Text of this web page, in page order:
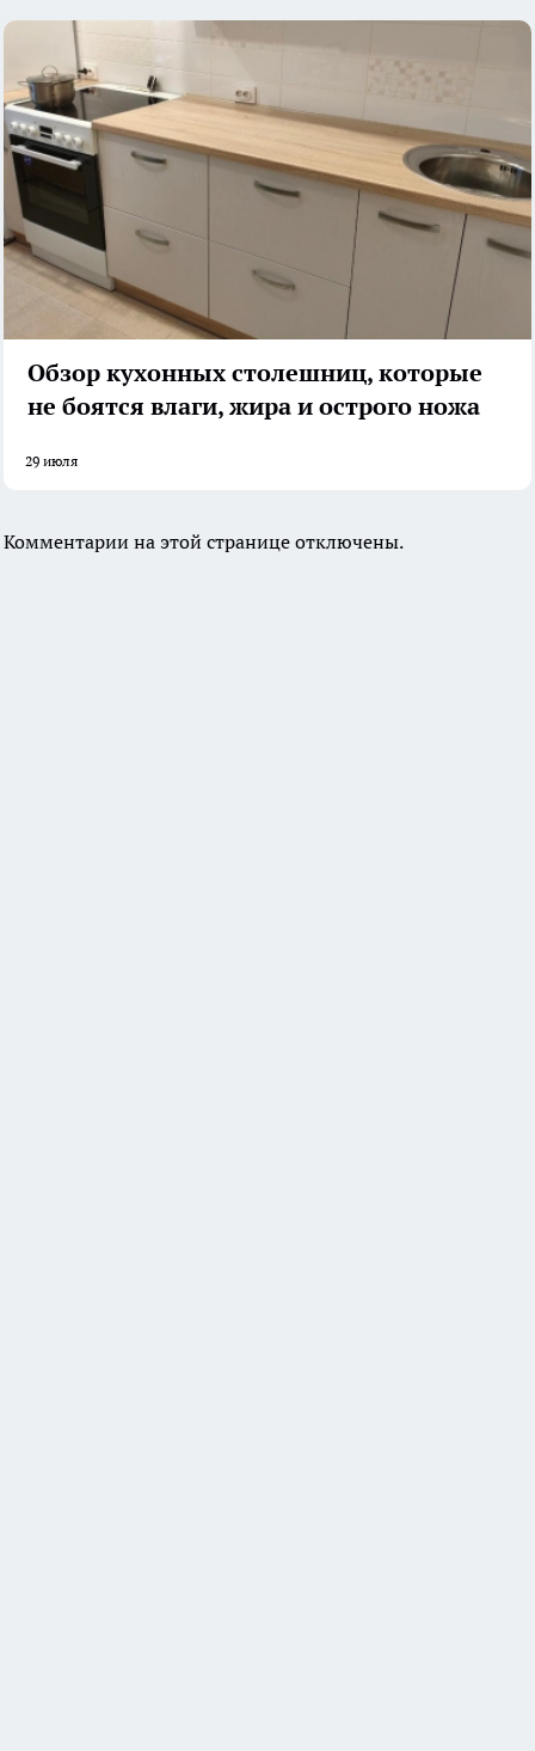
Обзор кухонных столешниц, которые
не боятся влаги, жира и острого ножа
29 июля
Комментарии на этой странице отключены.